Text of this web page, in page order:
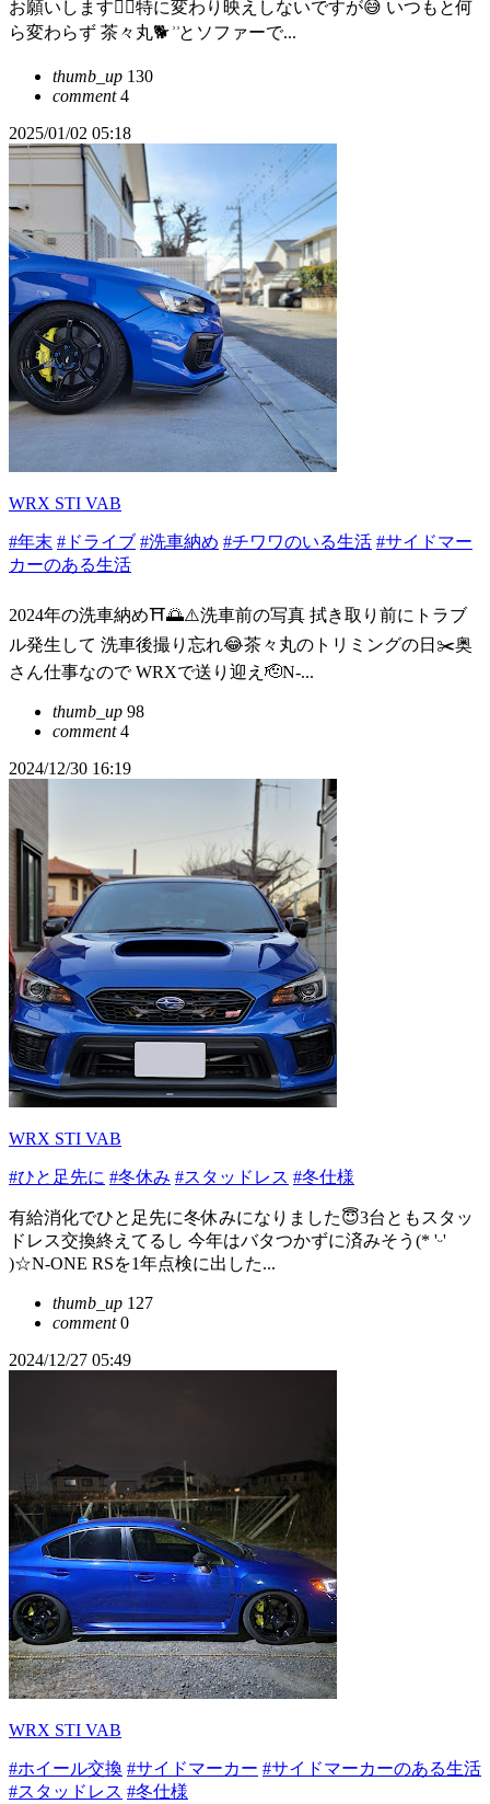
お願いします🙇‍♀️特に変わり映えしないですが😅 いつもと何
ら変わらず 茶々丸🐕 ͗ ͗とソファーで...
thumb_up 130
comment4
2025/01/02 05:18
WRX STI VAB
#年末 #ドライブ #洗車納め #チワワのいる生活 #サイドマー
カーのある生活
2024年の洗車納め⛩🌅⚠️洗車前の写真 拭き取り前にトラブ
ル発生して 洗車後撮り忘れ😂茶々丸のトリミングの日✂️奥
さん仕事なので WRXで送り迎え🫡N-...
thumb_up 98
comment4
2024/12/30 16:19
WRX STI VAB
#ひと足先に #冬休み #スタッドレス #冬仕様
有給消化でひと足先に冬休みになりました😇3台ともスタッ
ドレス交換終えてるし 今年はバタつかずに済みそう(* 'ᵕ'
)☆N-ONE RSを1年点検に出した...
thumb_up 127
comment0
2024/12/27 05:49
WRX STI VAB
#ホイール交換 #サイドマーカー #サイドマーカーのある生活
#スタッドレス #冬仕様